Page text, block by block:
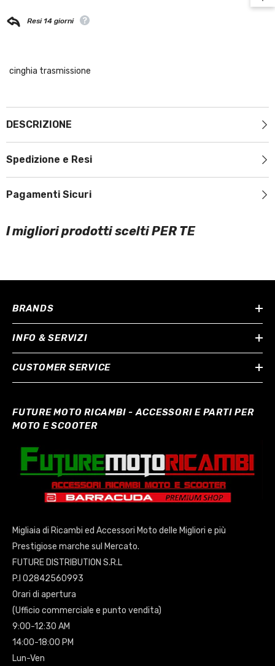
Resi 14 giorni
cinghia trasmissione
DESCRIZIONE
Spedizione e Resi
Pagamenti Sicuri
I migliori prodotti scelti PER TE
BRANDS
INFO & SERVIZI
CUSTOMER SERVICE
FUTURE MOTO RICAMBI - ACCESSORI E PARTI PER
MOTO E SCOOTER
Migliaia di Ricambi ed Accessori Moto delle Migliori e più
Prestigiose marche sul Mercato.
FUTURE DISTRIBUTION S.R.L
P.I 02842560993
Orari di apertura
(Ufficio commerciale e punto vendita)
9:00-12:30 AM
14:00-18:00 PM
Lun-Ven